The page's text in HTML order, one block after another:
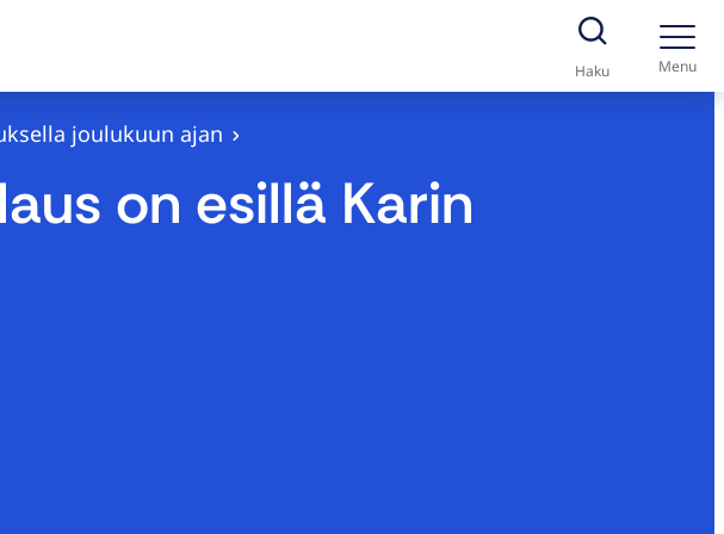
Haku Menu
joulukuun ajan
on esillä Karin